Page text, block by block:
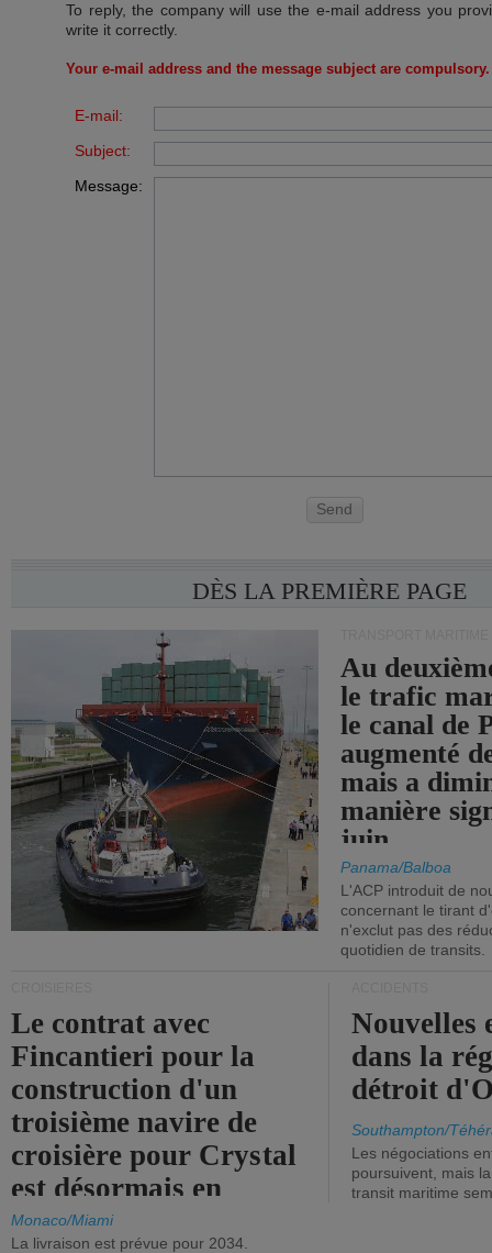
To reply, the company will use the e-mail address you
write it correctly.
Your e-mail address and the message subject are compulsory.
E-mail:
Subject:
Message:
Send
DÈS LA PREMIÈRE PAGE
Au
le trafic
le canal de
augmenté
mais a
manière
juin.
Panama/Balboa
L'ACP introduit de
concernant le tirant
n'exclut pas des
quotidien de transits.
Le contrat avec
Fincantieri pour la
construction d'un
troisième navire de
croisière pour Crystal
est désormais en
vigueur.
Monaco/Miami
La livraison est prévue pour 2034.
Nouvelles
dans la
détroit
Southampton/
Les négociations
poursuivent, mais
transit maritime